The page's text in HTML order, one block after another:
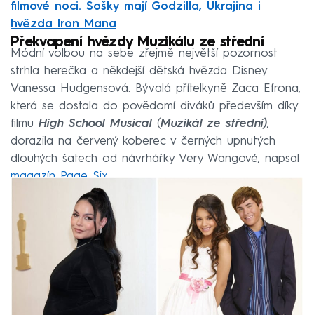
filmové noci. Sošky mají Godzilla, Ukrajina i
hvězda Iron Mana
Překvapení hvězdy Muzikálu ze střední
Módní volbou na sebe zřejmě největší pozornost
strhla herečka a někdejší dětská hvězda Disney
Vanessa Hudgensová. Bývalá přítelkyně Zaca Efrona,
která se dostala do povědomí diváků především díky
filmu High School Musical (Muzikál ze střední),
dorazila na červený koberec v černých upnutých
dlouhých šatech od návrhářky Very Wangové, napsal
magazín Page Six.